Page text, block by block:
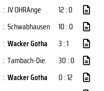
: JV OHRAnge
12 : 0
: Schwabhausen
10 : 0
: Wacker Gotha
3 : 1
: Tambach-Die.
30 : 0
: Wacker Gotha
0 : 12